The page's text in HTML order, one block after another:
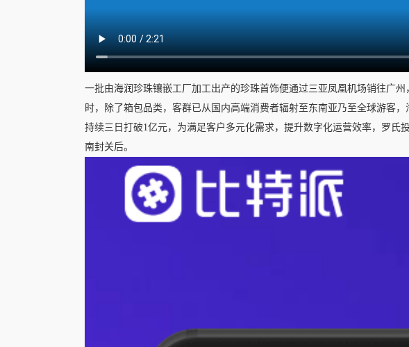
一批由海润珍珠镶嵌工厂加工出产的珍珠首饰便通过三亚凤凰机场销往广
时，除了箱包品类，客群已从国内高端消费者辐射至东南亚乃至全球游客
持续三日打破1亿元，为满足客户多元化需求，提升数字化运营效率，罗
南封关后。